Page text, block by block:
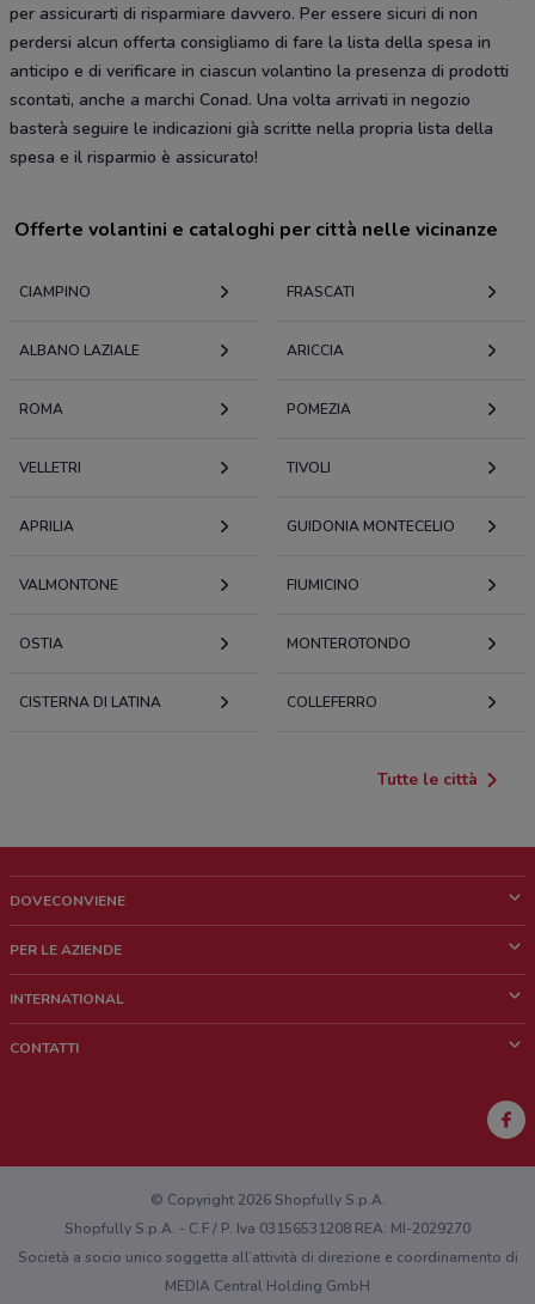
per assicurarti di risparmiare davvero. Per essere sicuri di non
perdersi alcun offerta consigliamo di fare la lista della spesa in
anticipo e di verificare in ciascun volantino la presenza di prodotti
scontati, anche a marchi Conad. Una volta arrivati in negozio
basterà seguire le indicazioni già scritte nella propria lista della
spesa e il risparmio è assicurato!
Offerte volantini e cataloghi per città nelle vicinanze
CIAMPINO FRASCATI
ALBANO LAZIALE ARICCIA
ROMA POMEZIA
VELLETRI TIVOLI
APRILIA GUIDONIA MONTECELIO
VALMONTONE FIUMICINO
OSTIA MONTEROTONDO
CISTERNA DI LATINA COLLEFERRO
Tutte le città
DOVECONVIENE
Chi siamo
Lavora con noi
PER LE AZIENDE
Richieste commerciali e marketing
INTERNATIONAL
CONTATTI
Hai un malfunzionamento sul web o sull'app?
© Copyright 2026 Shopfully S.p.A.
Shopfully S.p.A. - C.F / P. Iva 03156531208 REA: MI-2029270
Società a socio unico soggetta all’attività di direzione e coordinamento di
MEDIA Central Holding GmbH